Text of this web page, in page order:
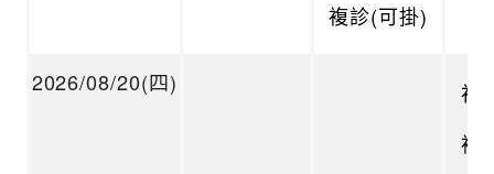
複診(可掛)
2026/08/20(四)
初
複